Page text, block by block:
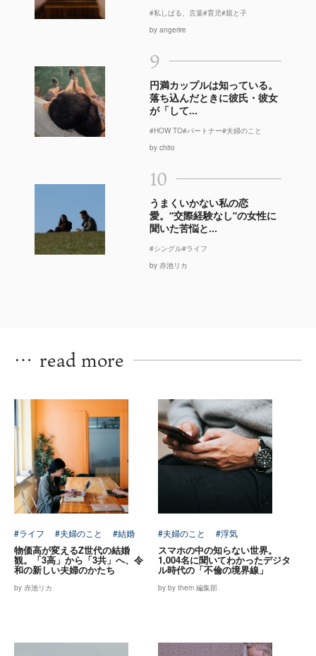
#私しばる、言葉#育児#親と子
by angerire
9
円満カップルは知っている。
落ち込んだときに彼氏・彼女
が「して...
#HOW TO#パートナー#夫婦のこと
by chito
10
うまくいかない私の恋
愛。“交際経験なし”の女性に
聞いた苦悩と...
#シングル#ライフ
by 赤池リカ
… read more
#ライフ #夫婦のこと #結婚
物価高が変えるZ世代の結婚
観。「3高」から「3共」へ、令
和の新しい夫婦のかたち
by 赤池リカ
#夫婦のこと #浮気
スマホの中の知らない世界。
1,004名に聞いてわかったデジタ
ル時代の「不倫の境界線」
by by them 編集部